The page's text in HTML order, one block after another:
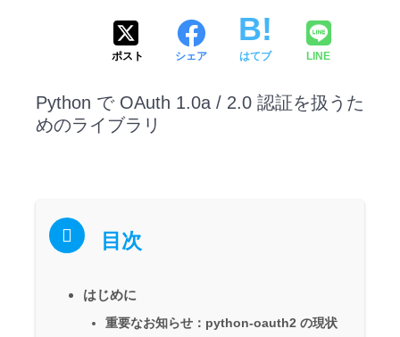
ポスト シェア はてブ LINE
Python で OAuth 1.0a / 2.0 認証を扱うた
めのライブラリ
目次
はじめに
重要なお知らせ：python-oauth2 の現状